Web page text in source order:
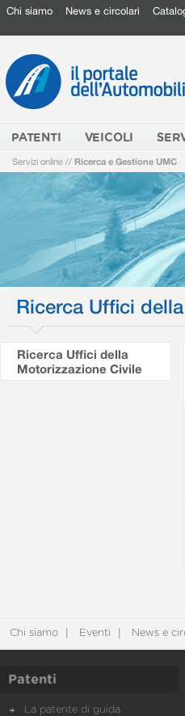
Chi siamo News e circolari
PATENTI VEICOLI
Servizi online // Ricerca e Gestione UMC
Ricerca Uffici
Ricerca Uffici della
Motorizzazione Civile
Chi siamo Eventi News e
Patenti
La patente di guida